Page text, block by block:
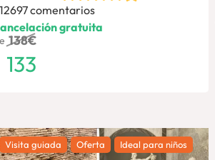
12697 comentarios
138€
133
gratuita
Visita guiada Oferta Ideal para niños